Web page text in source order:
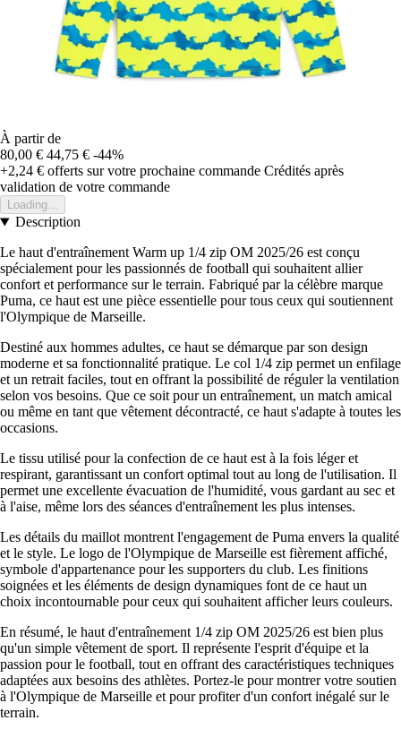
À partir de
80,00 € 44,75 € -44%
+2,24 € offerts sur votre prochaine commande Crédités après
validation de votre commande
Loading...
Description
Le haut d'entraînement Warm up 1/4 zip OM 2025/26 est conçu
spécialement pour les passionnés de football qui souhaitent allier
confort et performance sur le terrain. Fabriqué par la célèbre marque
Puma, ce haut est une pièce essentielle pour tous ceux qui soutiennent
l'Olympique de Marseille.
Destiné aux hommes adultes, ce haut se démarque par son design
moderne et sa fonctionnalité pratique. Le col 1/4 zip permet un enfilage
et un retrait faciles, tout en offrant la possibilité de réguler la ventilation
selon vos besoins. Que ce soit pour un entraînement, un match amical
ou même en tant que vêtement décontracté, ce haut s'adapte à toutes les
occasions.
Le tissu utilisé pour la confection de ce haut est à la fois léger et
respirant, garantissant un confort optimal tout au long de l'utilisation. Il
permet une excellente évacuation de l'humidité, vous gardant au sec et
à l'aise, même lors des séances d'entraînement les plus intenses.
Les détails du maillot montrent l'engagement de Puma envers la qualité
et le style. Le logo de l'Olympique de Marseille est fièrement affiché,
symbole d'appartenance pour les supporters du club. Les finitions
soignées et les éléments de design dynamiques font de ce haut un
choix incontournable pour ceux qui souhaitent afficher leurs couleurs.
En résumé, le haut d'entraînement 1/4 zip OM 2025/26 est bien plus
qu'un simple vêtement de sport. Il représente l'esprit d'équipe et la
passion pour le football, tout en offrant des caractéristiques techniques
adaptées aux besoins des athlètes. Portez-le pour montrer votre soutien
à l'Olympique de Marseille et pour profiter d'un confort inégalé sur le
terrain.